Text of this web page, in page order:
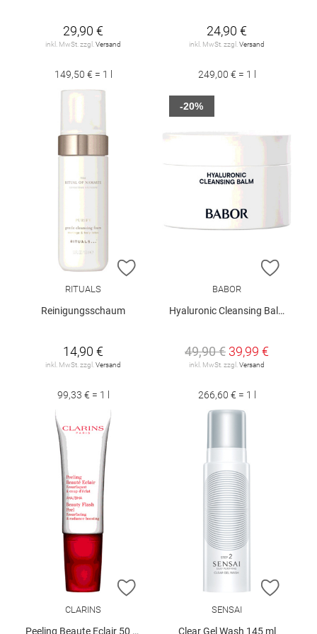
29,90 €
inkl. MwSt. zzgl. Versand
149,50 € = 1 l
24,90 €
inkl. MwSt. zzgl. Versand
249,00 € = 1 l
ZUR WUNSCHLISTE HINZUFÜGEN
RITUALS
Reinigungsschaum
14,90 €
inkl. MwSt. zzgl. Versand
99,33 € = 1 l
ZUR
BABOR
Hyaluronic Cleansing Balm 150 ml
49,90 € 39,99 €
inkl. MwSt. zzgl. Versand
266,60 € = 1 l
-20%
ZUR WUNSCHLISTE HINZUFÜGEN
CLARINS
Peeling Beaute Eclair 50 ml
ZUR
SENSAI
Clear Gel Wash 145 ml